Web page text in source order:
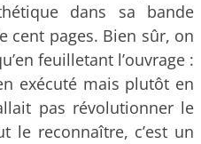
dans sa bande
cent pages. Bien sûr, on
feuilletant l’ouvrage :
exécuté mais plutôt en
pas révolutionner le
le reconnaître, c’est un